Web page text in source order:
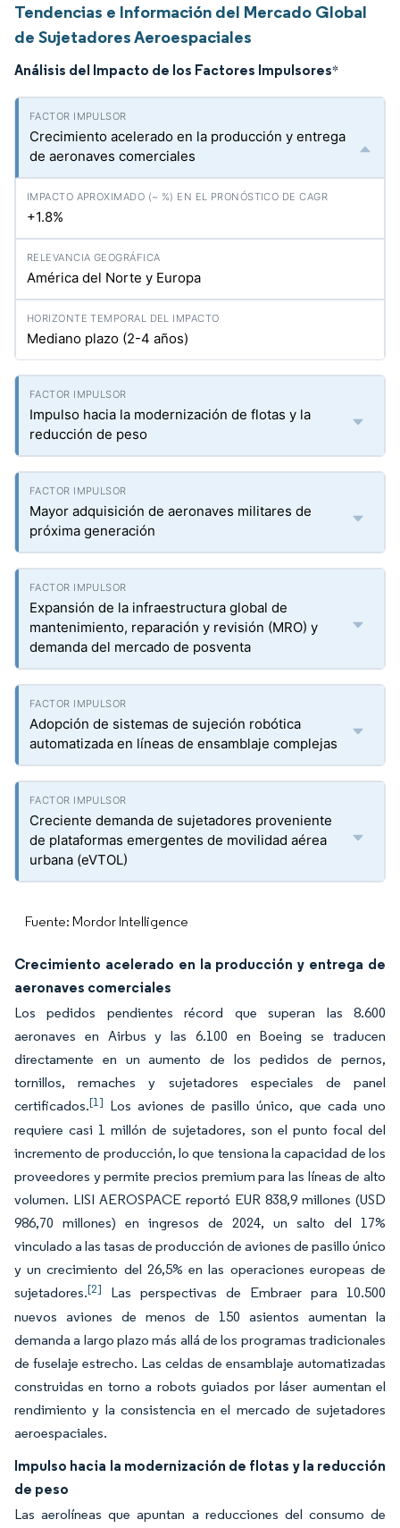
Tendencias e Información del Mercado Global
de Sujetadores Aeroespaciales
Análisis del Impacto de los Factores Impulsores*
Crecimiento acelerado en la producción y entrega
de aeronaves comerciales
+1.8%
América del Norte y Europa
Mediano plazo (2-4 años)
Impulso hacia la modernización de flotas y la
reducción de peso
Mayor adquisición de aeronaves militares de
próxima generación
Expansión de la infraestructura global de
mantenimiento, reparación y revisión (MRO) y
demanda del mercado de posventa
Adopción de sistemas de sujeción robótica
automatizada en líneas de ensamblaje complejas
Creciente demanda de sujetadores proveniente
de plataformas emergentes de movilidad aérea
urbana (eVTOL)
Fuente: Mordor Intelligence
Crecimiento acelerado en la producción y entrega de
aeronaves comerciales
Los pedidos pendientes récord que superan las 8.600
aeronaves en Airbus y las 6.100 en Boeing se traducen
directamente en un aumento de los pedidos de pernos,
tornillos, remaches y sujetadores especiales de panel
certificados.[1] Los aviones de pasillo único, que cada uno
requiere casi 1 millón de sujetadores, son el punto focal del
incremento de producción, lo que tensiona la capacidad de los
proveedores y permite precios premium para las líneas de alto
volumen. LISI AEROSPACE reportó EUR 838,9 millones (USD
986,70 millones) en ingresos de 2024, un salto del 17%
vinculado a las tasas de producción de aviones de pasillo único
y un crecimiento del 26,5% en las operaciones europeas de
sujetadores.[2]
Las perspectivas de Embraer para 10.500
nuevos aviones de menos de 150 asientos aumentan la
demanda a largo plazo más allá de los programas tradicionales
de fuselaje estrecho. Las celdas de ensamblaje automatizadas
construidas en torno a robots guiados por láser aumentan el
rendimiento y la consistencia en el mercado de sujetadores
aeroespaciales.
Impulso hacia la modernización de flotas y la reducción
de peso
Las aerolíneas que apuntan a reducciones del consumo de